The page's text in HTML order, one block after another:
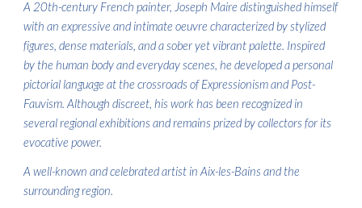
A 20th-century French painter, Joseph Maire distinguished himself
with an expressive and intimate oeuvre characterized by stylized
figures, dense materials, and a sober yet vibrant palette. Inspired
by the human body and everyday scenes, he developed a personal
pictorial language at the crossroads of Expressionism and Post-
Fauvism. Although discreet, his work has been recognized in
several regional exhibitions and remains prized by collectors for its
evocative power.
A well-known and celebrated artist in Aix-les-Bains and the
surrounding region.